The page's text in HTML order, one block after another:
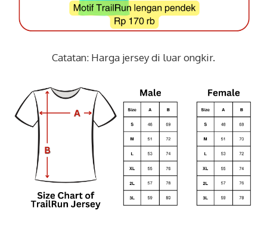
Catatan: Harga jersey di luar ongkir.